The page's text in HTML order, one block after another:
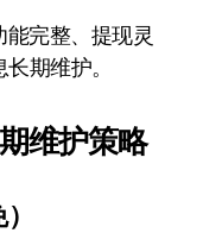
能完整、提现灵
期维护。
维护策略